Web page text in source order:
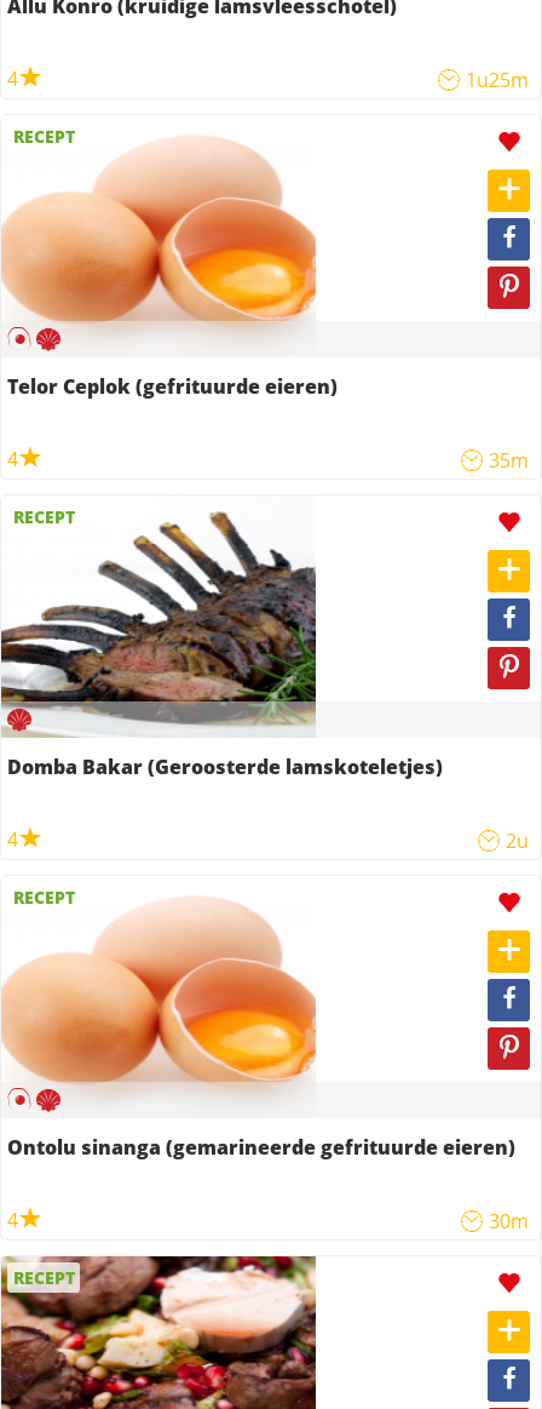
Allu Konro (kruidige lamsvleesschotel)
4 1u25m
RECEPT
Telor Ceplok (gefrituurde eieren)
4 35m
RECEPT
Domba Bakar (Geroosterde lamskoteletjes)
4 2u
RECEPT
Ontolu sinanga (gemarineerde gefrituurde eieren)
4 30m
RECEPT